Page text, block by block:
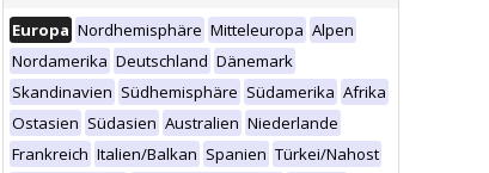
Europa Nordhemisphäre Mitteleuropa Alpen
Nordamerika Deutschland Dänemark
Skandinavien Südhemisphäre Südamerika Afrika
Ostasien Südasien Australien Niederlande
Frankreich Italien/Balkan Spanien Türkei/Nahost